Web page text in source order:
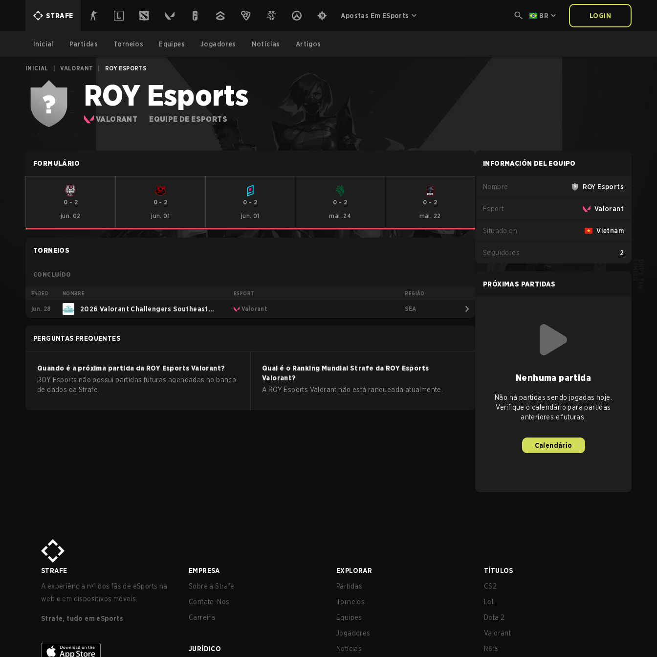
STRAFE Apostas Em ESports BR LOGIN
Inicial Partidas Torneios Equipes Jogadores Notícias Artigos
INICIAL VALORANT ROY ESPORTS
ROY Esports
VALORANT EQUIPE DE ESPORTS
FORMULÁRIO
0 - 2
jun. 02
0 - 2
jun. 01
0 - 2
jun. 01
0 - 2
mai. 24
0 - 2
mai. 22
TORNEIOS
CONCLUÍDO
ENDED NOMBRE ESPORT REGIÃO
jun. 28 2026 Valorant Challengers Southeast Valorant SEA
PERGUNTAS FREQUENTES
Quando é a próxima partida da ROY Esports Valorant?
ROY Esports não possui partidas futuras agendadas no banco
de dados da Strafe.
Qual é o Ranking Mundial Strafe da ROY Esports
Valorant?
A ROY Esports Valorant não está ranqueada atualmente.
INFORMACIÓN DEL EQUIPO
Nombre ROY Esports
Esport Valorant
Situado en Vietnam
Seguidores 2
PRÓXIMAS PARTIDAS
Nenhuma partida
Não há partidas sendo jogadas hoje.
Verifique o calendário para partidas
anteriores e futuras.
Calendário
STRAFE
A experiência nº1 dos fãs de eSports na
web e em dispositivos móveis.
Strafe, tudo em eSports
EMPRESA
Sobre a Strafe
Contate-Nos
Carreira
JURÍDICO
EXPLORAR
Partidas
Torneios
Equipes
Jogadores
Notícias
TÍTULOS
CS2
LoL
Dota 2
Valorant
R6:S